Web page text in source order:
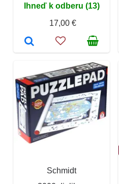
Ihneď k odberu (13)
17,00 €
Schmidt